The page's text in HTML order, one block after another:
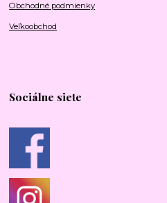
Obchodné podmienky
Veľkoobchod
Sociálne siete